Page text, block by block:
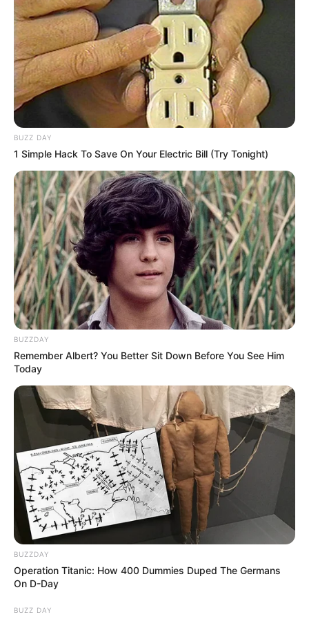
GYÓGYÍTHATATLAN BETEGSÉGGEL KÜZD HÓDI
PAMELA! Évek óta komoly betegség gyötri Hódi
Pamelát. A sztáranyuka szenvedésére azonban
nincs gyógymód, egyetlen dolog lehet ilyenkor a
segítségére, ezt pedig rendszerint a közelében
tartja. Hosszú éveken keresztül meggyűlt már a
baja Hódi Pamelának egy rejtélyes betegséggel,
ami bár csak időszakosan tör rá, rengeteg
szenvedést okoz neki. A sztáranyuka az
úgynevezett Cluster-fejfájással küzd, erre a kórra
azonban még az orvosok sem találták meg a
megfelelő gyógymódot.
Általában a fájdalmat a feszültség és a stresszes
BUZZ DAY
1 Simple Hack To Save On Your Electric Bill (Try Tonight)
BUZZDAY
Remember Albert? You Better Sit Down Before You See Him
Today
BUZZDAY
Operation Titanic: How 400 Dummies Duped The Germans
On D-Day
BUZZ DAY